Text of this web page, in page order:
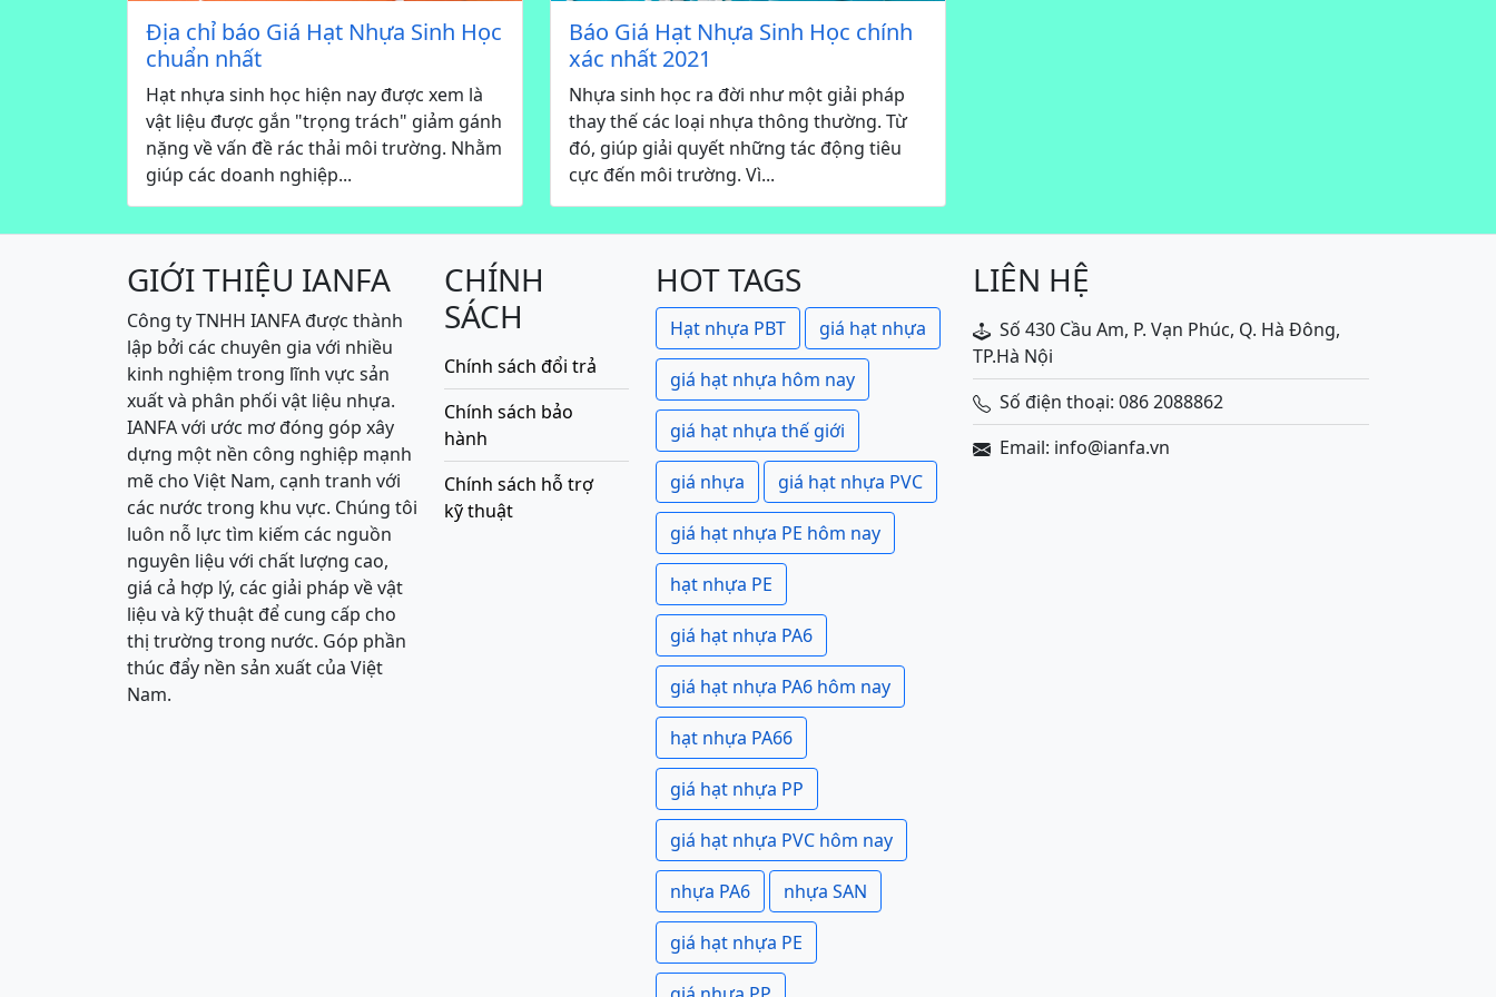
Địa chỉ báo Giá Hạt Nhựa Sinh Học
chuẩn nhất
Hạt nhựa sinh học hiện nay được xem là
vật liệu được gắn "trọng trách" giảm gánh
nặng về vấn đề rác thải môi trường. Nhằm
giúp các doanh nghiệp...
Báo Giá Hạt Nhựa Sinh Học chính
xác nhất 2021
Nhựa sinh học ra đời như một giải pháp
thay thế các loại nhựa thông thường. Từ
đó, giúp giải quyết những tác động tiêu
cực đến môi trường. Vì...
GIỚI THIỆU IANFA
Công ty TNHH IANFA được thành
lập bởi các chuyên gia với nhiều
kinh nghiệm trong lĩnh vực sản
xuất và phân phối vật liệu nhựa.
IANFA với ước mơ đóng góp xây
dựng một nền công nghiệp mạnh
mẽ cho Việt Nam, cạnh tranh với
các nước trong khu vực. Chúng tôi
luôn nỗ lực tìm kiếm các nguồn
nguyên liệu với chất lượng cao,
giá cả hợp lý, các giải pháp về vật
liệu và kỹ thuật để cung cấp cho
thị trường trong nước. Góp phần
thúc đẩy nền sản xuất của Việt
Nam.
CHÍNH
SÁCH
Chính sách đổi trả
Chính sách bảo
hành
Chính sách hỗ trợ
kỹ thuật
HOT TAGS
Hạt nhựa PBT giá hạt nhựa
giá hạt nhựa hôm nay
giá hạt nhựa thế giới
giá nhựa giá hạt nhựa PVC
giá hạt nhựa PE hôm nay
hạt nhựa PE
giá hạt nhựa PA6
giá hạt nhựa PA6 hôm nay
hạt nhựa PA66
giá hạt nhựa PP
giá hạt nhựa PVC hôm nay
nhựa PA6 nhựa SAN
giá hạt nhựa PE
LIÊN HỆ
Số 430 Cầu Am, P. Vạn Phúc, Q. Hà Đông,
TP.Hà Nội
Số điện thoại: 086 2088862
Email: info@ianfa.vn